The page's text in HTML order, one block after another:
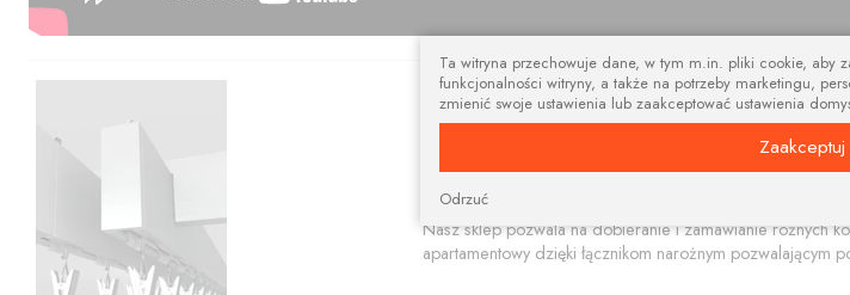
Nowoczesny design
Prostokątna szyna i nowoczesne wsporniki i tworzą
Karnisze apartamentowe polecamy w trzech kolorach:
profili w tym zakończenia z elementami kryształów
Nasz sklep pozwala na dobieranie i zamawianie różnych
apartamentowy dzięki łącznikom narożnym
Ta witryna przechowuje dane, w tym m.in. pliki cookie, aby
funkcjonalności witryny, a także na potrzeby marketingu,
zmienić swoje ustawienia lub zaakceptować ustawienia
Zaakceptuj
Odrzuć